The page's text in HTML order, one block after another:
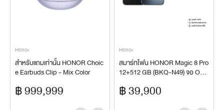
Honor
สำหรับแถมเท่านั้น HONOR Choic
e Earbuds Clip - Mix Color
฿ 999,999
Honor
สมาร์ทโฟน HONOR Magic 8 Pro
12+512 GB (BKQ-N49) จอ OLE
7,100 mAh ชาร์จเร็ว 100W
฿ 39,900